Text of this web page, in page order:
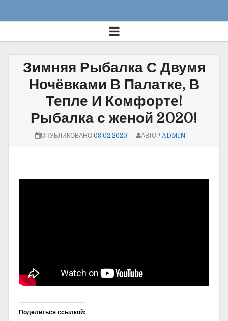
Зимняя Рыбалка С Двумя
Ночёвками В Палатке, В
Тепле И Комфорте!
Рыбалка с женой 2020!
ОПУБЛИКОВАНО 08.02.2020 АВТОР ADMIN
Поделиться ссылкой: